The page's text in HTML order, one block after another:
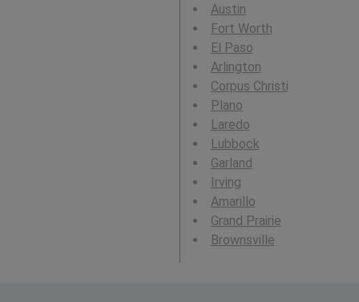
Austin
Fort Worth
El Paso
Arlington
Corpus Christi
Plano
Laredo
Lubbock
Garland
Irving
Amarillo
Grand Prairie
Brownsville